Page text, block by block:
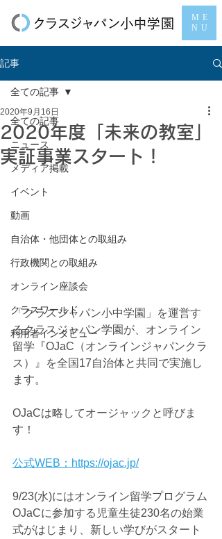
ME
NU
記事
全ての記事
ニュース
メディア掲載
イベント
動画
自治体・他団体との取組み
行政機関との取組み
オンライン座談会
クラスワールド
利用者インタビュー
全ての記事
2020年度「未来の教室」
実証事業スタート！
2020年9月16日
「クラスジャパン小中学園」を運営す
るクラスジャパン学園が、オンライン
留学『OJaC（オンラインジャパンクラ
ス）』を全国17自治体と共同で実施し
ます。
OJaCは略してオージャックと呼びま
す！
公式WEB：https://ojac.jp/
9/23(水)にはオンライン留学プログラム
OJaCに参加する児童生徒230名の始業
式がはじまり、新しい学びがスタート